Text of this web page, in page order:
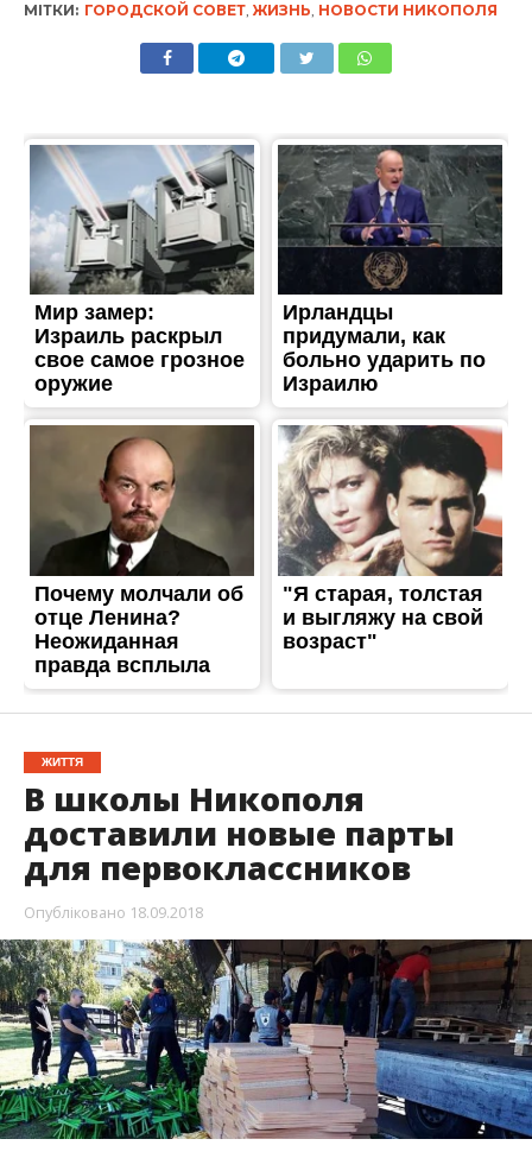
МІТКИ: ГОРОДСКОЙ СОВЕТ, ЖИЗНЬ, НОВОСТИ НИКОПОЛЯ
ЖИТТЯ
В школы Никополя
доставили новые парты
для первоклассников
Опубліковано 18.09.2018